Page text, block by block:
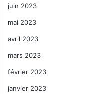
juin 2023
mai 2023
avril 2023
mars 2023
février 2023
janvier 2023